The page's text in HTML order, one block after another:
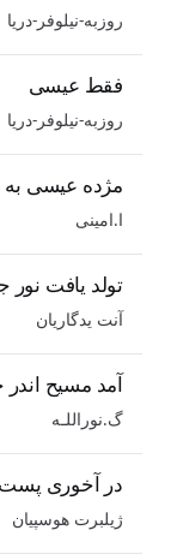
روزبه-نیلوفر-دریا
فقط عیسی
روزبه-نیلوفر-دریا
مژده عیسی به
ا.امینی
تولد یافت نور
آنت یدگاریان
آمد مسیح اندر
گ.نوراللـه
در آخوری پست
ژیلبرت هوسپیان